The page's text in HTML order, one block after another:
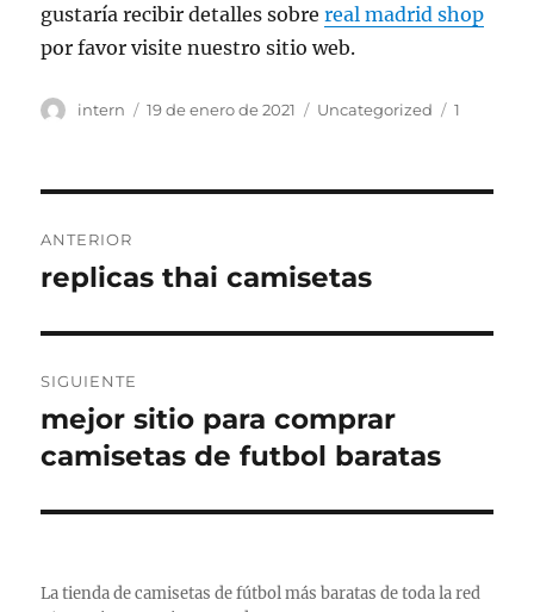
gustaría recibir detalles sobrereal madrid shop
por favor visite nuestro sitio web.
Autor
intern
Publicado
19 de enero de 2021 Categorías
Uncategorized Etiquetas
1
de
ANTERIOR
Entrada
replicas thai camisetas
SIGUIENTE
Entrada
siguiente:
mejor sitio para comprar
camisetas de futbol baratas
La tienda de camisetas de fútbol más baratas de toda la red